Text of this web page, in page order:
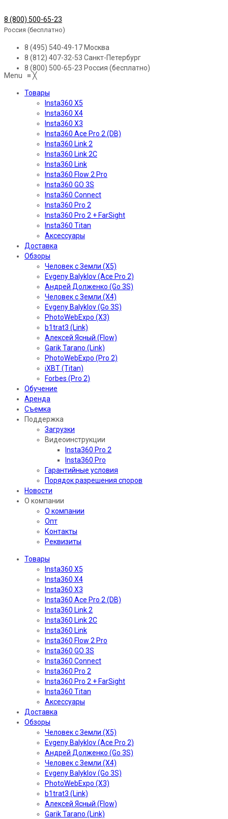
8 (800) 500-65-23
Россия (бесплатно)
8 (495) 540-49-17 Москва
8 (812) 407-32-53 Санкт-Петербург
8 (800) 500-65-23 Россия (бесплатно)
Menu ≡╳
Товары
Insta360 X5
Insta360 X4
Insta360 X3
Insta360 Ace Pro 2 (DB)
Insta360 Link 2
Insta360 Link 2C
Insta360 Link
Insta360 Flow 2 Pro
Insta360 GO 3S
Insta360 Connect
Insta360 Pro 2
Insta360 Pro 2 + FarSight
Insta360 Titan
Аксессуары
Доставка
Обзоры
Человек с Земли (X5)
Evgeny Balyklov (Ace Pro 2)
Андрей Долженко (Go 3S)
Человек с Земли (X4)
Evgeny Balyklov (Go 3S)
PhotoWebExpo (X3)
b1trat3 (Link)
Алексей Ясный (Flow)
Garik Tarano (Link)
PhotoWebExpo (Pro 2)
iXBT (Titan)
Forbes (Pro 2)
Обучение
Аренда
Съемка
Поддержка
Загрузки
Видеоинструкции
Insta360 Pro 2
Insta360 Pro
Гарантийные условия
Порядок разрешения споров
Новости
О компании
О компании
Опт
Контакты
Реквизиты
Товары
Insta360 X5
Insta360 X4
Insta360 X3
Insta360 Ace Pro 2 (DB)
Insta360 Link 2
Insta360 Link 2C
Insta360 Link
Insta360 Flow 2 Pro
Insta360 GO 3S
Insta360 Connect
Insta360 Pro 2
Insta360 Pro 2 + FarSight
Insta360 Titan
Аксессуары
Доставка
Обзоры
Человек с Земли (X5)
Evgeny Balyklov (Ace Pro 2)
Андрей Долженко (Go 3S)
Человек с Земли (X4)
Evgeny Balyklov (Go 3S)
PhotoWebExpo (X3)
b1trat3 (Link)
Алексей Ясный (Flow)
Garik Tarano (Link)